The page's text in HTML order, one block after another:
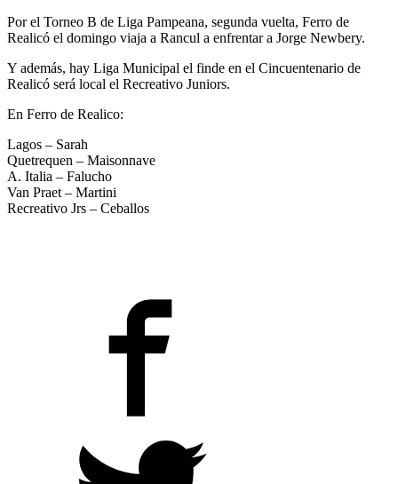
Por el Torneo B de Liga Pampeana, segunda vuelta, Ferro de
Realicó el domingo viaja a Rancul a enfrentar a Jorge Newbery.
Y además, hay Liga Municipal el finde en el Cincuentenario de
Realicó será local el Recreativo Juniors.
En Ferro de Realico:
Lagos – Sarah
Quetrequen – Maisonnave
A. Italia – Falucho
Van Praet – Martini
Recreativo Jrs – Ceballos